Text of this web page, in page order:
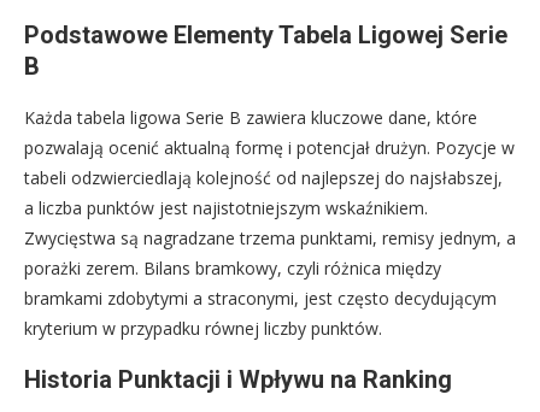
Podstawowe Elementy Tabela Ligowej Serie
B
Każda tabela ligowa Serie B zawiera kluczowe dane, które
pozwalają ocenić aktualną formę i potencjał drużyn. Pozycje w
tabeli odzwierciedlają kolejność od najlepszej do najsłabszej,
a liczba punktów jest najistotniejszym wskaźnikiem.
Zwycięstwa są nagradzane trzema punktami, remisy jednym, a
porażki zerem. Bilans bramkowy, czyli różnica między
bramkami zdobytymi a straconymi, jest często decydującym
kryterium w przypadku równej liczby punktów.
Historia Punktacji i Wpływu na Ranking